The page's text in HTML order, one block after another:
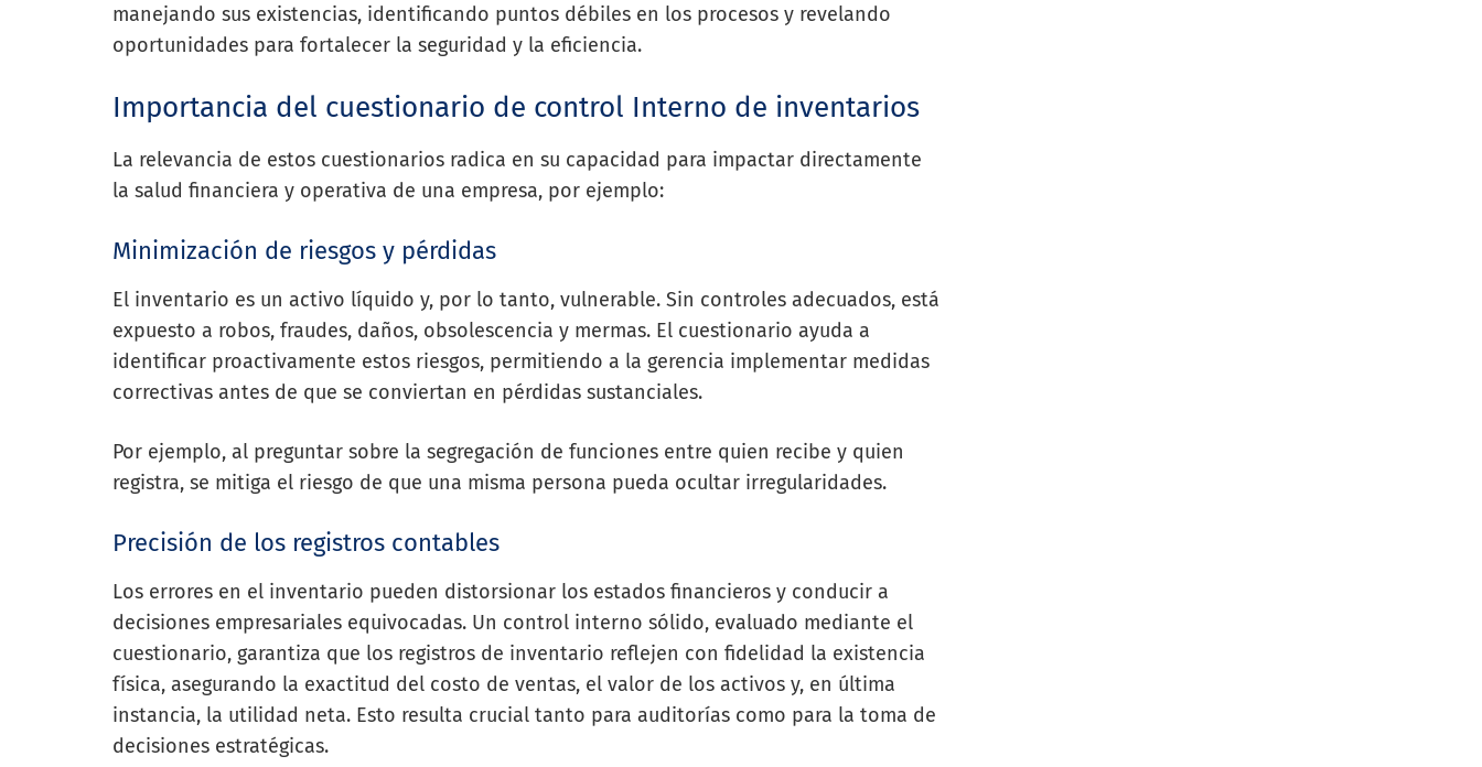
manejando sus existencias, identificando puntos débiles en los procesos y revelando
oportunidades para fortalecer la seguridad y la eficiencia.
Importancia del cuestionario de control Interno de inventarios
La relevancia de estos cuestionarios radica en su capacidad para impactar directamente
la salud financiera y operativa de una empresa, por ejemplo:
Minimización de riesgos y pérdidas
El inventario es un activo líquido y, por lo tanto, vulnerable. Sin controles adecuados, está
expuesto a robos, fraudes, daños, obsolescencia y mermas. El cuestionario ayuda a
identificar proactivamente estos riesgos, permitiendo a la gerencia implementar medidas
correctivas antes de que se conviertan en pérdidas sustanciales.
Por ejemplo, al preguntar sobre la segregación de funciones entre quien recibe y quien
registra, se mitiga el riesgo de que una misma persona pueda ocultar irregularidades.
Precisión de los registros contables
Los errores en el inventario pueden distorsionar los estados financieros y conducir a
decisiones empresariales equivocadas. Un control interno sólido, evaluado mediante el
cuestionario, garantiza que los registros de inventario reflejen con fidelidad la existencia
física, asegurando la exactitud del costo de ventas, el valor de los activos y, en última
instancia, la utilidad neta. Esto resulta crucial tanto para auditorías como para la toma de
decisiones estratégicas.